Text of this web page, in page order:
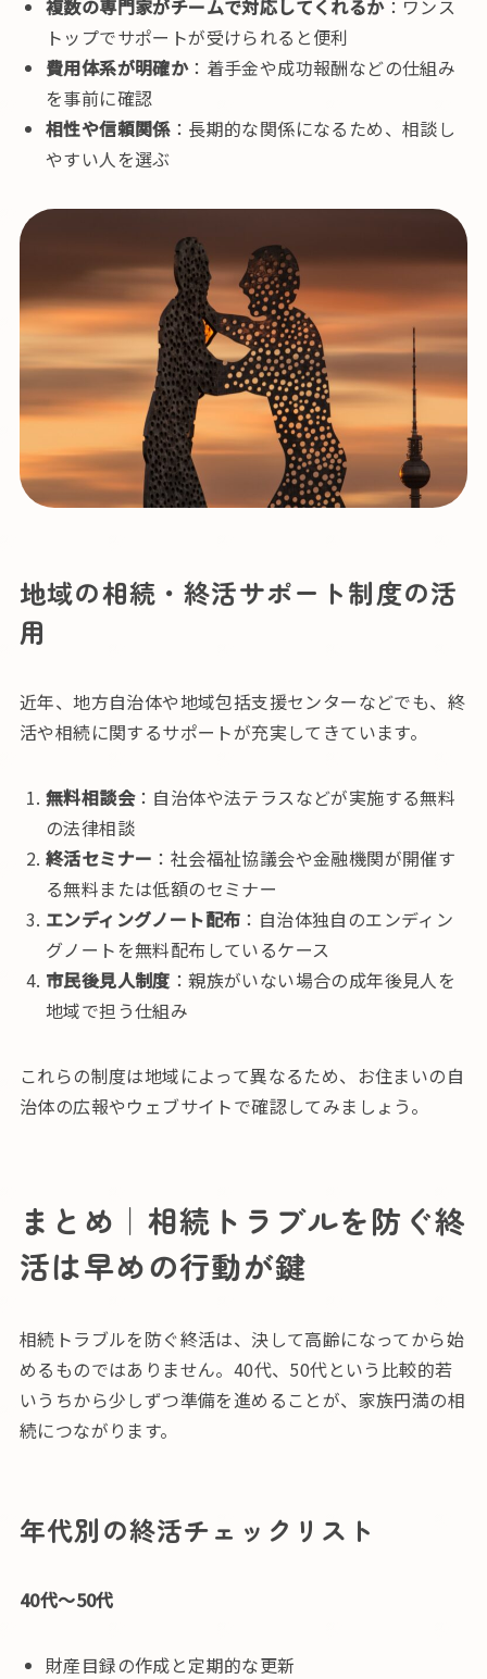
複数の専門家がチームで対応してくれるか：ワンス
トップでサポートが受けられると便利
費用体系が明確か：着手金や成功報酬などの仕組み
を事前に確認
相性や信頼関係：長期的な関係になるため、相談し
やすい人を選ぶ
地域の相続・終活サポート制度の活
用
近年、地方自治体や地域包括支援センターなどでも、終
活や相続に関するサポートが充実してきています。
無料相談会：自治体や法テラスなどが実施する無料
の法律相談
終活セミナー ：社会福祉協議会や金融機関が開催す
る無料または低額のセミナー
エンディングノート配布 ：自治体独自のエンディン
グノートを無料配布しているケース
市民後見人制度 ：親族がいない場合の成年後見人を
地域で担う仕組み
これらの制度は地域によって異なるため、お住まいの自
治体の広報やウェブサイトで確認してみましょう。
まとめ｜相続トラブルを防ぐ終
活は早めの行動が鍵
相続トラブルを防ぐ終活は、決して高齢になってから始
めるものではありません。40代、50代という比較的若
いうちから少しずつ準備を進めることが、家族円満の相
続につながります。
年代別の終活チェックリスト
40代〜50代
財産目録の作成と定期的な更新